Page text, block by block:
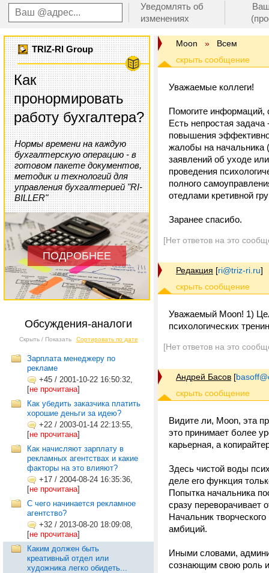
Уведомлять об
изменениях
TRIZ-RI Group
Как
пронормировать
работу бухгалтера?
Нормы времени на каждую
бухгалтерскую операцию - в
готовом пакете документов,
методик и технологий для
управления бухгалтерией "RI-
BILLER"
ПОДРОБНЕЕ
Обсуждения-аналоги
Скрыть / Показать Сортировать по дате
Зарплата менеджеру по
рекламе
+45 / 2001-10-22 16:50:32,
[не прочитана]
Как убедить заказчика платить
хорошие деньги за идею?
+22 / 2003-01-14 22:13:55,
[не прочитана]
Как начисляют зарплату в
рекламных агентствах и какие
факторы на это влияют?
+17 / 2004-08-24 16:35:36,
[не прочитана]
C чего начинается рекламное
агентство?
+32 / 2013-08-20 18:09:08,
[не прочитана]
Каким должен быть
креативный отдел или
художника легко обидеть...
Moon » Всем
Уважаемые коллеги!
Помогите информаций,
Есть непростая задача
повышения
жалобы на начальника (
заявлений об уходе
проведения
полного
отедлами кретивной
Заранее спасибо.
[Нет ответов на это
Редакция [ri@triz-ri.ru]
Уважаемый Moon! 1)
психологических
[Нет ответов на это
Андрей Басов [
Видите ли, Moon, эта
это принимает более
карьерная, а
Здесь чистой воды
деле его функция
Попытка начальника
сразу переворачивает
Начальник
амбиций.
Иными словами,
сознающим свою роль